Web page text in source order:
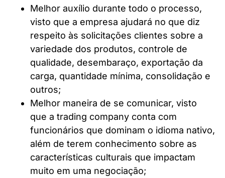
Melhor auxílio durante todo o processo,
visto que a empresa ajudará no que diz
respeito às solicitações clientes sobre a
variedade dos produtos, controle de
qualidade, desembaraço, exportação da
carga, quantidade mínima, consolidação e
outros;
Melhor maneira de se comunicar, visto
que a trading company conta com
funcionários que dominam o idioma nativo,
além de terem conhecimento sobre as
características culturais que impactam
muito em uma negociação;